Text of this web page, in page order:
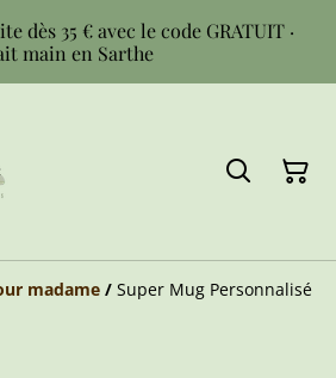
dès 35 € avec le code GRATUIT ·
main en Sarthe
madame / Super Mug Personnalisé